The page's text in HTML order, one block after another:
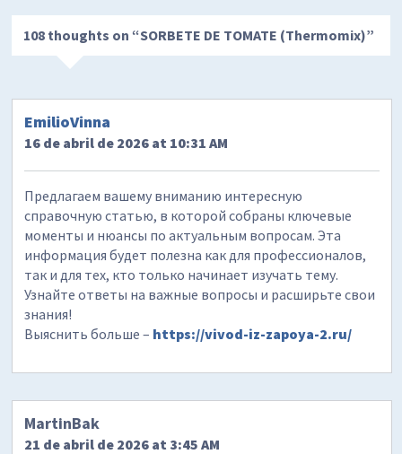
108 thoughts on “SORBETE DE TOMATE (Thermomix)”
EmilioVinna
16 de abril de 2026 at 10:31 AM
Предлагаем вашему вниманию интересную
справочную статью, в которой собраны ключевые
моменты и нюансы по актуальным вопросам. Эта
информация будет полезна как для профессионалов,
так и для тех, кто только начинает изучать тему.
Узнайте ответы на важные вопросы и расширьте свои
знания!
Выяснить больше – https://vivod-iz-zapoya-2.ru/
MartinBak
21 de abril de 2026 at 3:45 AM